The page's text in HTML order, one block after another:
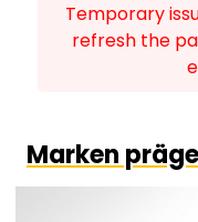
Temporary
refresh the
Marken